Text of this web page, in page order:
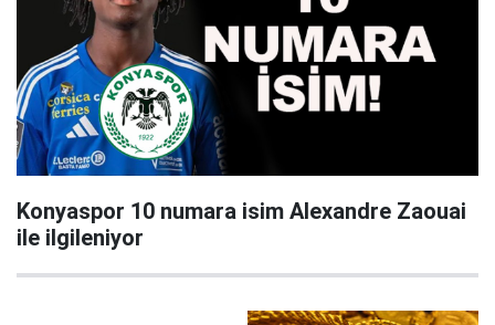
Konyaspor 10 numara isim Alexandre Zaouai
ile ilgileniyor